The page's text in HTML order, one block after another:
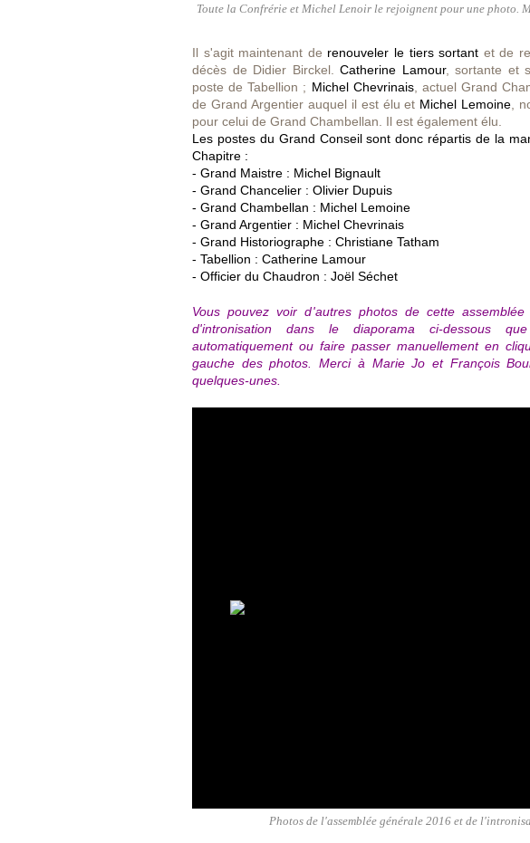
Toute la Confrérie et Michel Lenoir le rejoignent pour une photo.
Il s'agit maintenant de renouveler le tiers sortant et de
décès de Didier Birckel.Catherine Lamour, sortante et
poste de Tabellion ; Michel Chevrinais, actuel Grand
de Grand Argentier auquel il est élu et Michel Lemoine,
pour celui de Grand Chambellan. Il est également élu.
Les postes du Grand Conseil sont donc répartis de la
Chapitre :
- Grand Maistre : Michel Bignault
- Grand Chancelier : Olivier Dupuis
- Grand Chambellan : Michel Lemoine
- Grand Argentier : Michel Chevrinais
- Grand Historiographe : Christiane Tatham
- Tabellion : Catherine Lamour
- Officier du Chaudron : Joël Séchet
Vous pouvez voir d'autres photos de cette
d'intronisation dans le diaporama ci-dessous
automatiquement ou faire passer manuellement en
gauche des photos. Merci à Marie Jo et François
quelques-unes.
Photos de l'assemblée générale 2016 et de